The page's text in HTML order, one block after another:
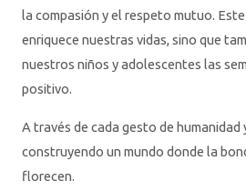
la compasión y el respeto mutuo.
enriquece nuestras vidas, sino que
nuestros niños y adolescentes las
positivo.
A través de cada gesto de
construyendo un mundo donde la
florecen.